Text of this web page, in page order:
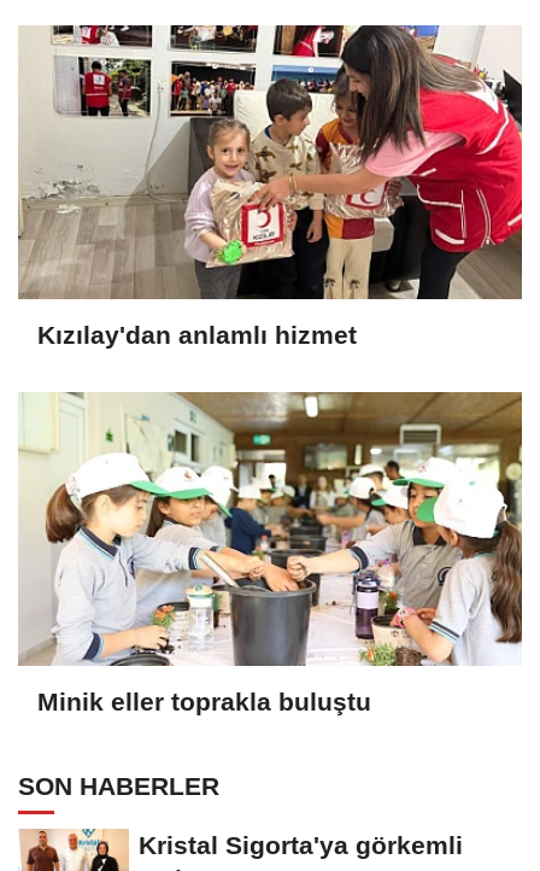
Kızılay'dan anlamlı hizmet
Minik eller toprakla buluştu
SON HABERLER
Kristal Sigorta'ya görkemli